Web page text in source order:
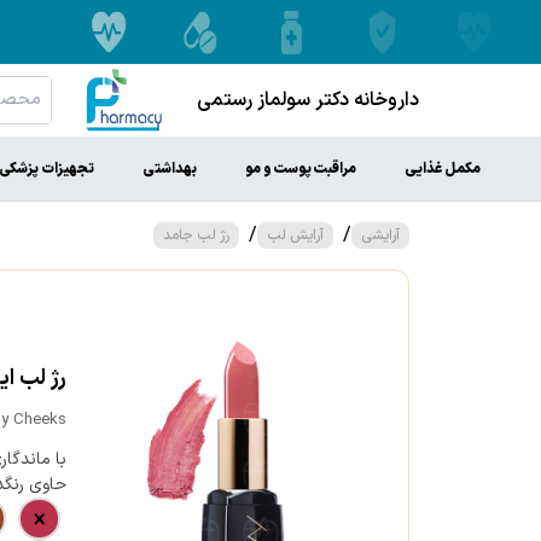
داروخانه دکتر سولماز رستمی
مکمل غذایی مراقبت پوست و مو بهداشتی تجهیزات پزشکی
آرایشی / آرایش لب / رژ لب جامد
رژ لب
Cheeks
با
حاوی